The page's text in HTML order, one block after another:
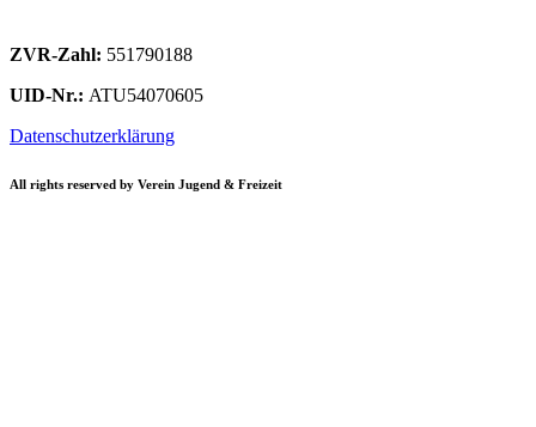
ZVR-Zahl: 551790188
UID-Nr.: ATU54070605
Datenschutzerklärung
All rights reserved by Verein Jugend & Freizeit